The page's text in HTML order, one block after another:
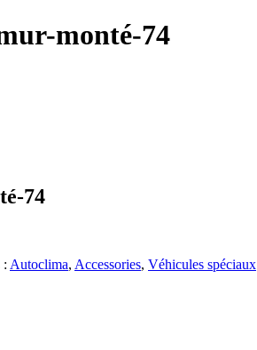
monté-74
74
: Autoclima, Accessories, Véhicules spéciaux